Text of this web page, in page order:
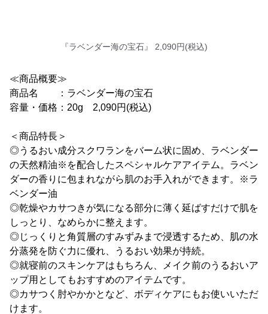
『ラベンダー海の宝石』 2,090円(税込)
≪商品概要≫
商品名 ：ラベンダー海の宝石
容量・価格：20g 2,090円(税込)
＜商品特長＞
◎うるおい成分スクワランをバーム状に固め、ラベンダー
の天然精油※を配合したスペシャルケアアイテム。ラベン
ダーの香りに包まれながら肌のお手入れができます。※ラ
ベンダー油
◎乾燥やカサつきが気になる部分に薄く延ばすだけで肌を
しっとり、なめらかに整えます。
◎じっくりと角質層のすみずみまで浸透するため、肌の水
分蒸発を防ぐ力に優れ、うるおい効果が持続。
◎就寝前のスキンケアはもちろん、メイク前のうるおいア
ップ用としてもおすすめのアイテムです。
◎カサつく肘やかかとなど、ボディケアにもお使いいただ
けます。